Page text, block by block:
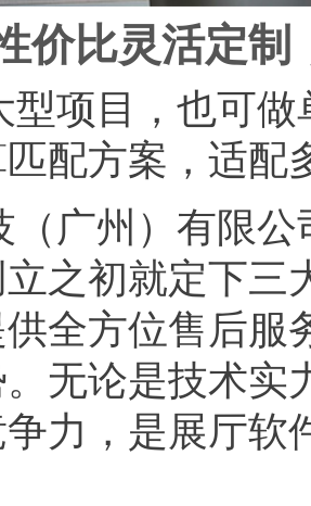
价比灵活定
型项目，也可
配方案，适配
（广州）有限
之初就定下三
全方位售后服
无论是技术实
力，是展厅软